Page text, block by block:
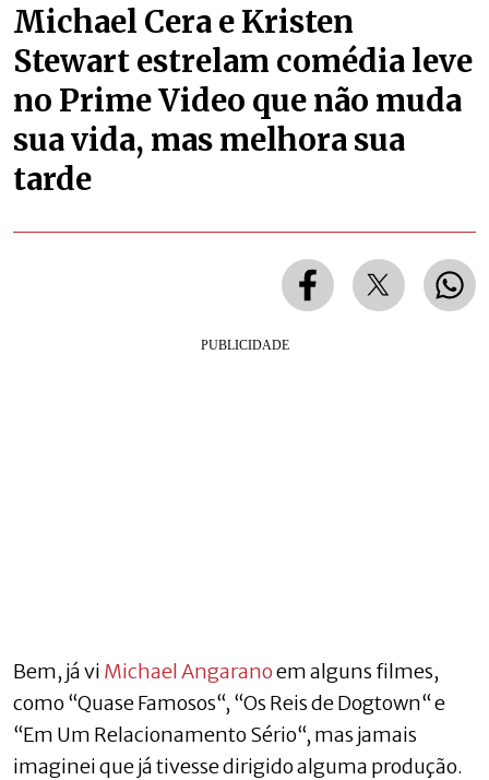
Michael Cera e Kristen
Stewart estrelam comédia leve
no Prime Video que não muda
sua vida, mas melhora sua
tarde
Bem, já vi Michael Angaranoem alguns filmes,
como “Quase Famosos“, “Os Reis de Dogtown“ e
“Em Um Relacionamento Sério“, mas jamais
imaginei que já tivesse dirigido alguma produção.